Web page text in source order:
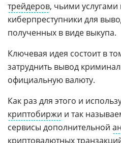
трейдеров, чьими услугами
киберпреступники для
полученных в виде выкупа.
Ключевая идея состоит в
затруднить вывод
официальную валюту.
Как раз для этого и
криптобиржи и так
сервисы дополнительной
криптовалютных